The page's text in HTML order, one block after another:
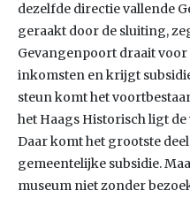
dezelfde directie vallende
geraakt door de sluiting,
Gevangenpoort draait
inkomsten en krijgt
steun komt het
het Haags Historisch ligt
Daar komt het grootste
gemeentelijke subsidie.
museum niet zonder